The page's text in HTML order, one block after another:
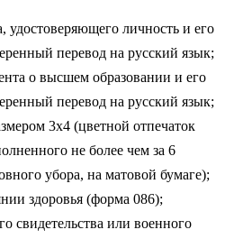
удостоверяющего личность и его
перевод на русский язык;
о высшем образовании и его
перевод на русский язык;
3x4 (цветной отпечаток
не более чем за 6
убора, на матовой бумаге);
здоровья (форма 086);
свидетельства или военного